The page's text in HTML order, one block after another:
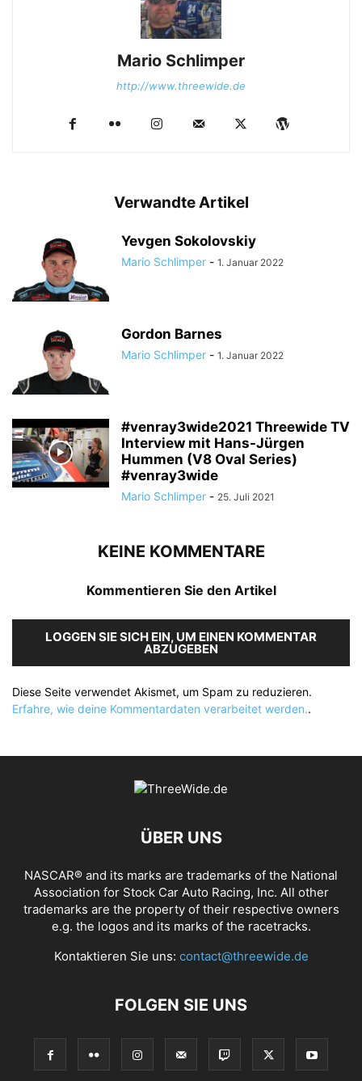
Mario Schlimper
http://www.threewide.de
Verwandte Artikel
Yevgen Sokolovskiy
Mario Schlimper - 1. Januar 2022
Gordon Barnes
Mario Schlimper - 1. Januar 2022
#venray3wide2021 Threewide TV
Interview mit Hans-Jürgen
Hummen (V8 Oval Series)
#venray3wide
Mario Schlimper - 25. Juli 2021
KEINE KOMMENTARE
Kommentieren Sie den Artikel
LOGGEN SIE SICH EIN, UM EINEN KOMMENTAR
ABZUGEBEN
Diese Seite verwendet Akismet, um Spam zu reduzieren.
Erfahre, wie deine Kommentardaten verarbeitet werden..
ÜBER UNS
NASCAR® and its marks are trademarks of the National
Association for Stock Car Auto Racing, Inc. All other
trademarks are the property of their respective owners
e.g. the logos and its marks of the racetracks.
Kontaktieren Sie uns: contact@threewide.de
FOLGEN SIE UNS